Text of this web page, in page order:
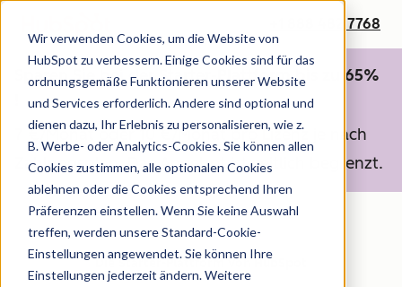
Wir verwenden Cookies, um die Website von
HubSpot zu verbessern. Einige Cookies sind für das
ordnungsgemäße Funktionieren unserer Website
und Services erforderlich. Andere sind optional und
dienen dazu, Ihr Erlebnis zu personalisieren, wie z.
B. Werbe- oder Analytics-Cookies. Sie können allen
Cookies zustimmen, alle optionalen Cookies
ablehnen oder die Cookies entsprechend Ihren
Präferenzen einstellen. Wenn Sie keine Auswahl
treffen, werden unsere Standard-Cookie-
Einstellungen angewendet. Sie können Ihre
Einstellungen jederzeit ändern. Weitere
+1 888 482 7768
Sparen Sie bei der Starter-Plattform bis zu 65%
7 €/Monat oder 10 €/Monat pro Lizenz je nach
Zahlungsplan. Das Angebot ist zeitlich begrenzt.
Die Starter-Plattform von HubSpot